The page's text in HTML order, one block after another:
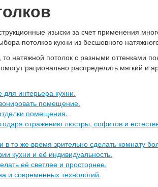
изыски за счет применения
потолков кухни из бесшовного
натяжной потолок с разными оттенками
рационально распределить мягкий и